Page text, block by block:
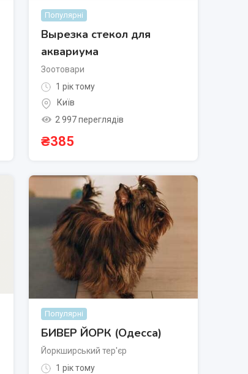
Популярні
Вырезка стекол для
аквариума
Зоотовари
1 рік тому
Київ
2 997 переглядів
₴385
Популярні
БИВЕР ЙОРК (Одесса)
Йоркширський тер'єр
1 рік тому